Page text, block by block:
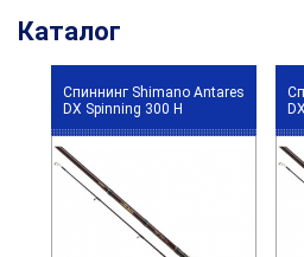
Каталог
Спиннинг Shimano Antares
DX Spinning 300 H